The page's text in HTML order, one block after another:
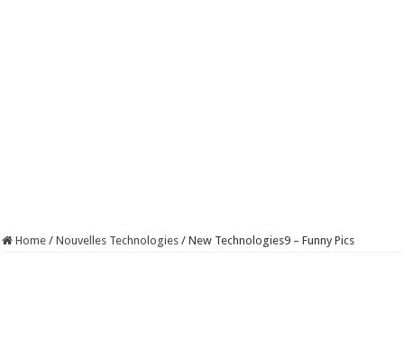
Home / Nouvelles Technologies / New Technologies9 – Funny Pics